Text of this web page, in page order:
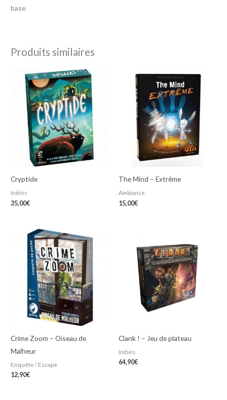
base.
Produits similaires
Cryptide
Initiés
35,00€
The Mind – Extrême
Ambiance
15,00€
Crime Zoom – Oiseau de
Malheur
Enquête / Escape
12,90€
Clank ! – Jeu de plateau
Initiés
64,90€